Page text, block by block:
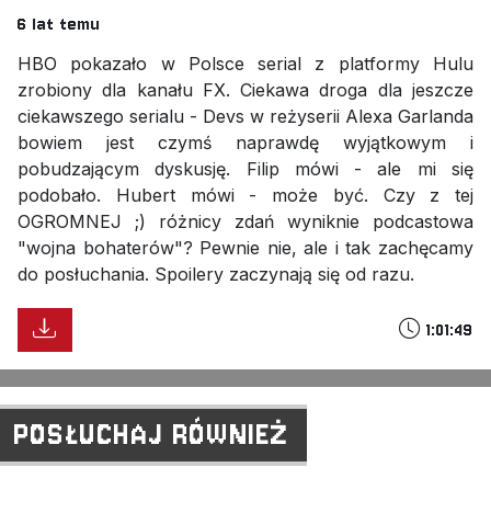
6 lat temu
HBO pokazało w Polsce serial z platformy Hulu
zrobiony dla kanału FX. Ciekawa droga dla jeszcze
ciekawszego serialu - Devs w reżyserii Alexa Garlanda
bowiem jest czymś naprawdę wyjątkowym i
pobudzającym dyskusję. Filip mówi - ale mi się
podobało. Hubert mówi - może być. Czy z tej
OGROMNEJ ;) różnicy zdań wyniknie podcastowa
"wojna bohaterów"? Pewnie nie, ale i tak zachęcamy
do posłuchania. Spoilery zaczynają się od razu.
1:01:49
POSŁUCHAJ RÓWNIEŻ